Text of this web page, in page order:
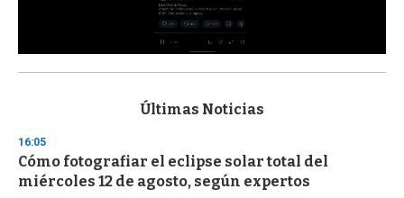
s
d
s
o
f
Últimas Noticias
16:05
Cómo fotografiar el eclipse solar total del
miércoles 12 de agosto, según expertos